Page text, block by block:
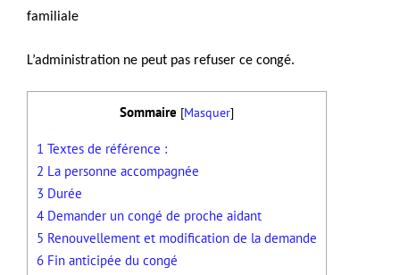
familiale
L’administration ne peut pas refuser ce congé.
Sommaire [Masquer]
1 Textes de référence :
2 La personne accompagnée
3 Durée
4 Demander un congé de proche aidant
5 Renouvellement et modification de la demande
6 Fin anticipée du congé